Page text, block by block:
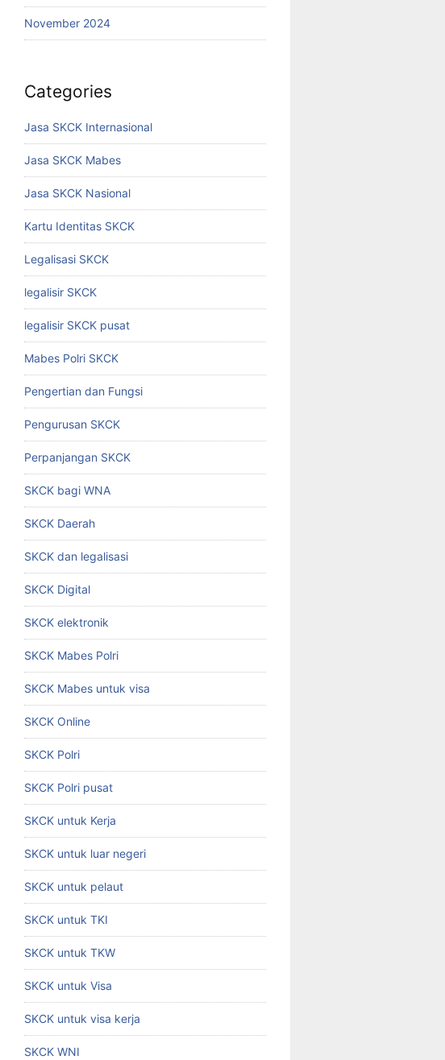
November 2024
Categories
Jasa SKCK Internasional
Jasa SKCK Mabes
Jasa SKCK Nasional
Kartu Identitas SKCK
Legalisasi SKCK
legalisir SKCK
legalisir SKCK pusat
Mabes Polri SKCK
Pengertian dan Fungsi
Pengurusan SKCK
Perpanjangan SKCK
SKCK bagi WNA
SKCK Daerah
SKCK dan legalisasi
SKCK Digital
SKCK elektronik
SKCK Mabes Polri
SKCK Mabes untuk visa
SKCK Online
SKCK Polri
SKCK Polri pusat
SKCK untuk Kerja
SKCK untuk luar negeri
SKCK untuk pelaut
SKCK untuk TKI
SKCK untuk TKW
SKCK untuk Visa
SKCK untuk visa kerja
SKCK WNI